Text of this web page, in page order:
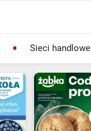
Sieci handlowe